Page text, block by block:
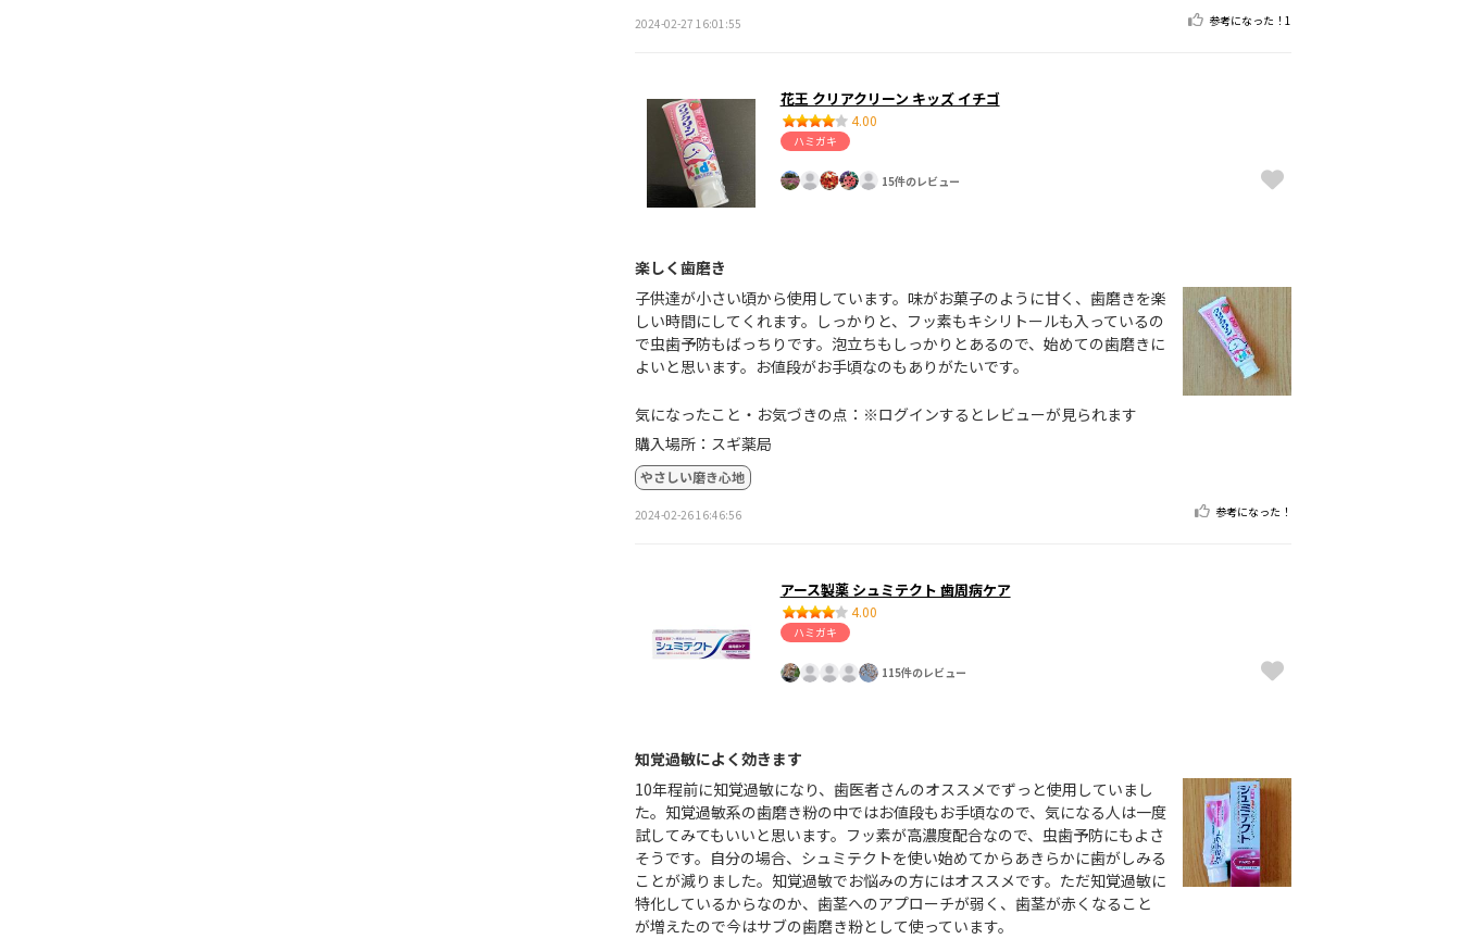
2024-02-27 16:01:55 参考になった！ 1
花王 クリアクリーン キッズ イチゴ
4.00
ハミガキ
15件のレビュー
楽しく歯磨き
子供達が小さい頃から使用しています。味がお菓子のように甘く、歯磨きを楽
しい時間にしてくれます。しっかりと、フッ素もキシリトールも入っているの
で虫歯予防もばっちりです。泡立ちもしっかりとあるので、始めての歯磨きに
よいと思います。お値段がお手頃なのもありがたいです。
気になったこと・お気づきの点：※ログインするとレビューが見られます
購入場所：スギ薬局
やさしい磨き心地
2024-02-26 16:46:56 参考になった！
アース製薬 シュミテクト 歯周病ケア
4.00
ハミガキ
115件のレビュー
知覚過敏によく効きます
10年程前に知覚過敏になり、歯医者さんのオススメでずっと使用していまし
た。知覚過敏系の歯磨き粉の中ではお値段もお手頃なので、気になる人は一度
試してみてもいいと思います。フッ素が高濃度配合なので、虫歯予防にもよさ
そうです。自分の場合、シュミテクトを使い始めてからあきらかに歯がしみる
ことが減りました。知覚過敏でお悩みの方にはオススメです。ただ知覚過敏に
特化しているからなのか、歯茎へのアプローチが弱く、歯茎が赤くなること
が増えたので今はサブの歯磨き粉として使っています。